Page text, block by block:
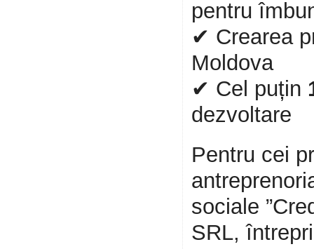
pentru
✔ Crearea
Moldova
✔ Cel puțin
dezvoltare
Pentru cei
sociale
SRL,